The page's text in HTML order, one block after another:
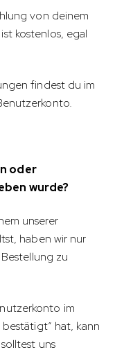
von deinem
kostenlos, egal
findest du im
oder
wurde?
unserer
haben wir nur
zu
im
hat, kann
uns